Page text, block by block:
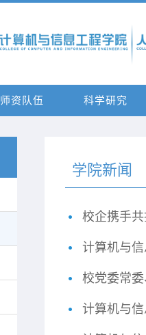
师资队伍 科学研究
学院新闻
校企携手
计算机与
校党委常
计算机与